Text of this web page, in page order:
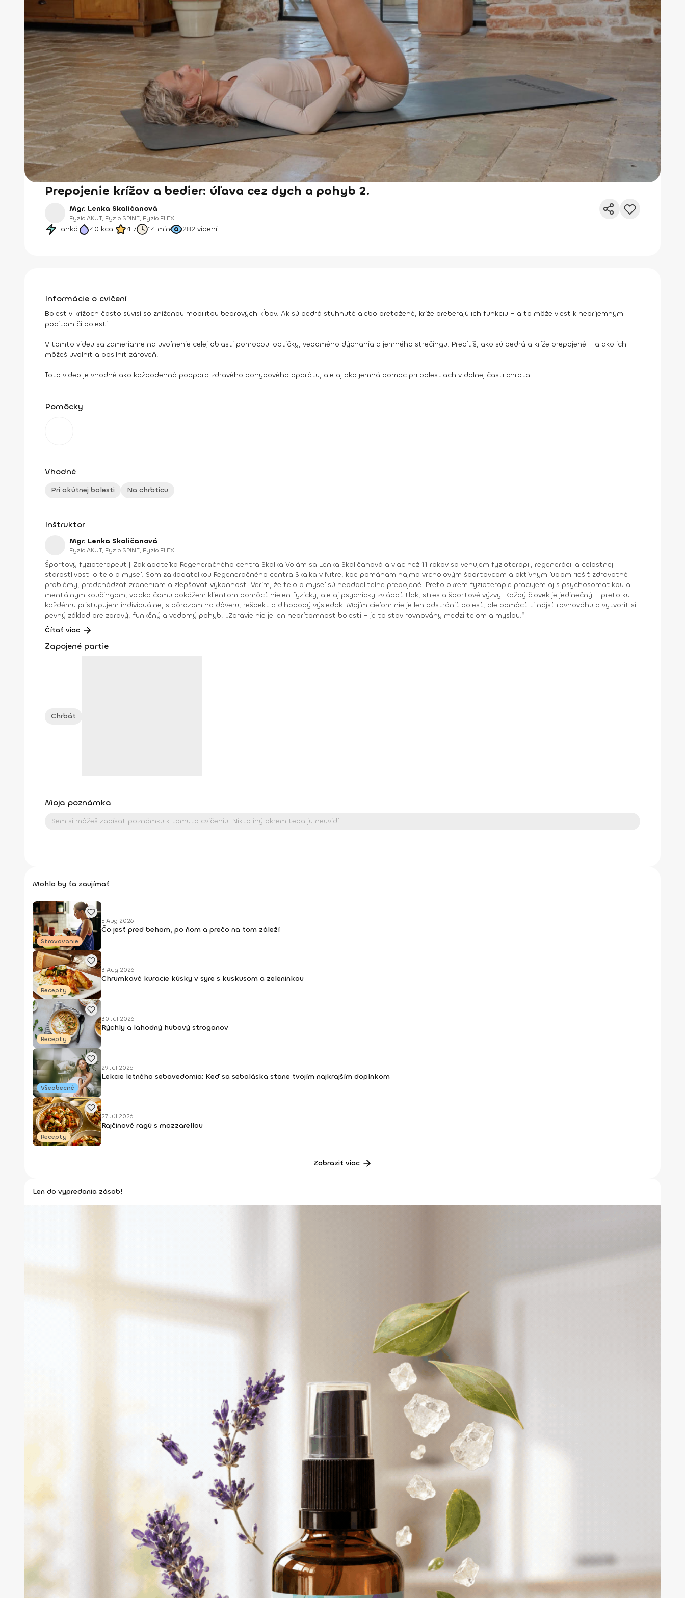
Prepojenie krížov a bedier: úľava cez dych a pohyb 2.
Mgr. Lenka Skaličanová
Fyzio AKUT, Fyzio SPINE, Fyzio FLEXI
Ľahká 40 kcal 4.7 14 min 282 videní
Informácie o cvičení
Bolesť v krížoch často súvisí so zníženou mobilitou bedrových kĺbov. Ak sú bedrá stuhnuté alebo preťažené, kríže preberajú ich funkciu – a to môže viesť k nepríjemným
pocitom či bolesti.
V tomto videu sa zameriame na uvoľnenie celej oblasti pomocou loptičky, vedomého dýchania a jemného strečingu. Precítiš, ako sú bedrá a kríže prepojené – a ako ich
môžeš uvoľniť a posilniť zároveň.
Toto video je vhodné ako každodenná podpora zdravého pohybového aparátu, ale aj ako jemná pomoc pri bolestiach v dolnej časti chrbta.
Pomôcky
Vhodné
Pri akútnej bolesti Na chrbticu
Inštruktor
Mgr. Lenka Skaličanová
Fyzio AKUT, Fyzio SPINE, Fyzio FLEXI
Športový fyzioterapeut | Zakladateľka Regeneračného centra Skalka Volám sa Lenka Skaličanová a viac než 11 rokov sa venujem fyzioterapii, regenerácii a celostnej
starostlivosti o telo a myseľ. Som zakladateľkou Regeneračného centra Skalka v Nitre, kde pomáham najmä vrcholovým športovcom a aktívnym ľuďom riešiť zdravotné
problémy, predchádzať zraneniam a zlepšovať výkonnosť. Verím, že telo a myseľ sú neoddeliteľne prepojené. Preto okrem fyzioterapie pracujem aj s psychosomatikou a
mentálnym koučingom, vďaka čomu dokážem klientom pomôcť nielen fyzicky, ale aj psychicky zvládať tlak, stres a športové výzvy. Každý človek je jedinečný – preto ku
každému pristupujem individuálne, s dôrazom na dôveru, rešpekt a dlhodobý výsledok. Mojím cieľom nie je len odstrániť bolesť, ale pomôcť ti nájsť rovnováhu a vytvoriť si
pevný základ pre zdravý, funkčný a vedomý pohyb. „Zdravie nie je len neprítomnosť bolesti – je to stav rovnováhy medzi telom a mysľou.“
Čítať viac
Zapojené partie
Chrbát
Moja poznámka
Mohlo by ťa zaujímať
Stravovanie
5 Aug 2026
Čo jesť pred behom, po ňom a prečo na tom záleží
Recepty
3 Aug 2026
Chrumkavé kuracie kúsky v syre s kuskusom a zeleninkou
Recepty
30 Júl 2026
Rýchly a lahodný hubový stroganov
Všeobecné
29 Júl 2026
Lekcie letného sebavedomia: Keď sa sebaláska stane tvojím najkrajším doplnkom
Recepty
27 Júl 2026
Rajčinové ragú s mozzarellou
Zobraziť viac
Len do vypredania zásob!